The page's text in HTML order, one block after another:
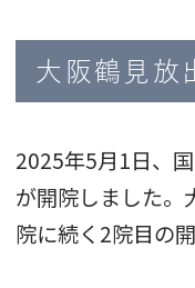
大阪鶴見放
2025年5月1日、
が開院しました。
院に続く2院目の